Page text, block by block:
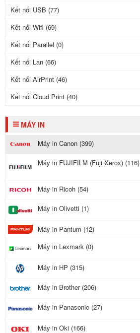
Kết nối USB (77)
Kết nối Wifi (69)
Kết nối Parallel (0)
Kết nối Lan (66)
Kết nối AirPrint (46)
Kết nối Cloud Print (40)
MÁY IN
Máy in Canon (399)
Máy in FUJIFILM (Fuji Xerox) (116)
Máy in Ricoh (54)
Máy in Olivetti (1)
Máy in Pantum (12)
Máy in Lexmark (0)
Máy in HP (315)
Máy in Brother (206)
Máy in Panasonic (27)
Máy in Oki (166)